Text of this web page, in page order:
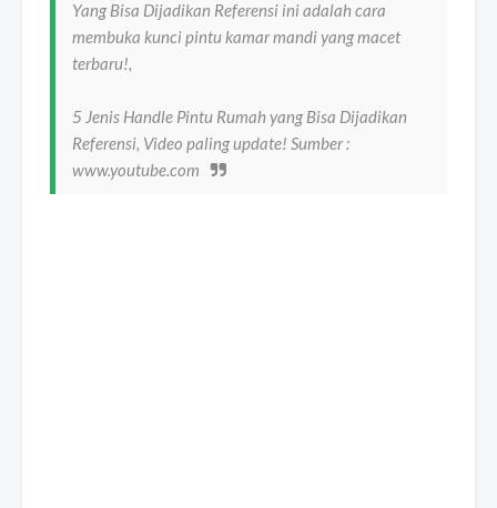
Yang Bisa Dijadikan Referensi ini adalah cara
membuka kunci pintu kamar mandi yang macet
terbaru!,
5 Jenis Handle Pintu Rumah yang Bisa Dijadikan
Referensi, Video paling update! Sumber :
www.youtube.com